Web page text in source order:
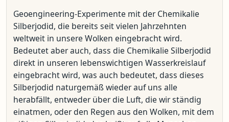
Geoengineering-Experimente mit der Chemikalie
Silberjodid, die bereits seit vielen Jahrzehnten
weltweit in unsere Wolken eingebracht wird.
Bedeutet aber auch, dass die Chemikalie Silberjodid
direkt in unseren lebenswichtigen Wasserkreislauf
eingebracht wird, was auch bedeutet, dass dieses
Silberjodid naturgemäß wieder auf uns alle
herabfällt, entweder über die Luft, die wir ständig
einatmen, oder den Regen aus den Wolken, mit dem